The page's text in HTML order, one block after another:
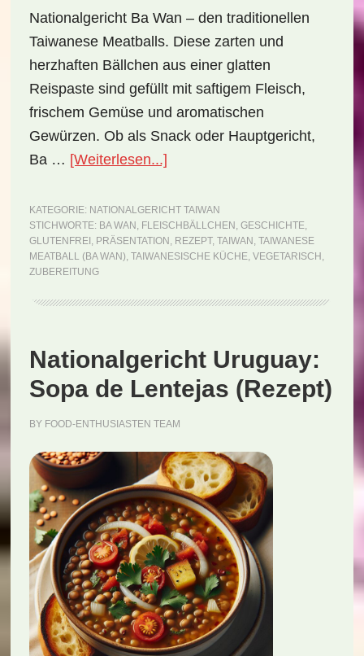
Nationalgericht Ba Wan – den traditionellen
Taiwanese Meatballs. Diese zarten und
herzhaften Bällchen aus einer glatten
Reispaste sind gefüllt mit saftigem Fleisch,
frischem Gemüse und aromatischen
Gewürzen. Ob als Snack oder Hauptgericht,
Ba … [Weiterlesen...]ÜberNationalgericht
Taiwanese
Meatball
(Ba
(Rezept)
KATEGORIE: NATIONALGERICHT TAIWAN
STICHWORTE: BA WAN , FLEISCHBÄLLCHEN , GESCHICHTE,
GLUTENFREI , PRÄSENTATION , REZEPT, TAIWAN , TAIWANESE
MEATBALL (BA WAN), TAIWANESISCHE KÜCHE, VEGETARISCH ,
ZUBEREITUNG
Nationalgericht Uruguay:
Sopa de Lentejas (Rezept)
BY FOOD-ENTHUSIASTEN TEAM